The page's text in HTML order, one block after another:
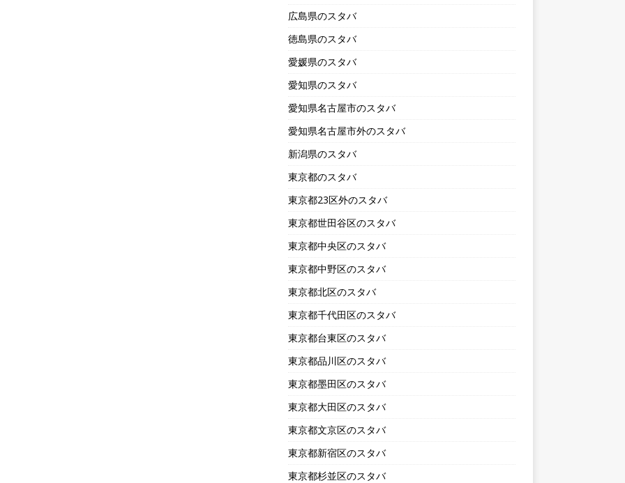
広島県のスタバ
徳島県のスタバ
愛媛県のスタバ
愛知県のスタバ
愛知県名古屋市のスタバ
愛知県名古屋市外のスタバ
新潟県のスタバ
東京都のスタバ
東京都23区外のスタバ
東京都世田谷区のスタバ
東京都中央区のスタバ
東京都中野区のスタバ
東京都北区のスタバ
東京都千代田区のスタバ
東京都台東区のスタバ
東京都品川区のスタバ
東京都墨田区のスタバ
東京都大田区のスタバ
東京都文京区のスタバ
東京都新宿区のスタバ
東京都杉並区のスタバ